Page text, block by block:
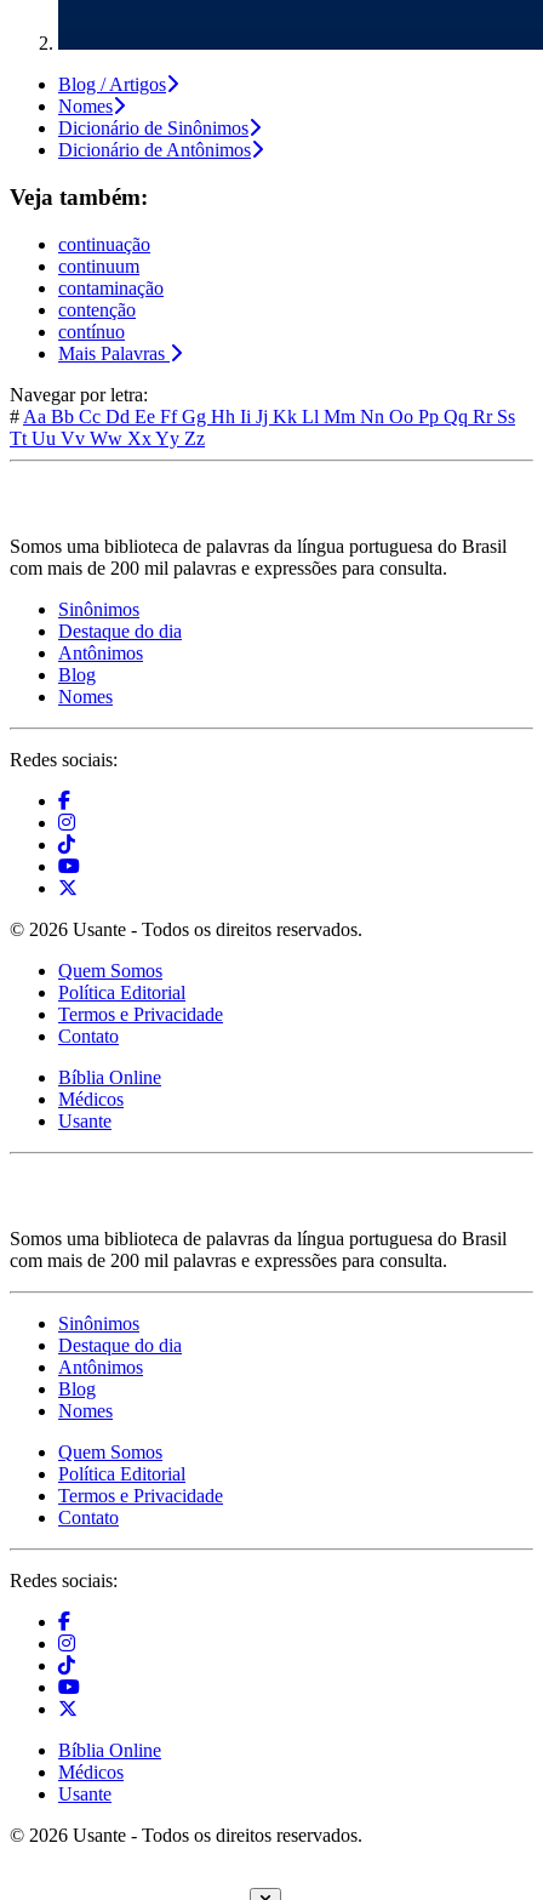
Blog / Artigos
Nomes
Dicionário de Sinônimos
Dicionário de Antônimos
Veja também:
continuação
continuum
contaminação
contenção
contínuo
Mais Palavras
Navegar por letra:
# Aa Bb Cc Dd Ee FfGg Hh Ii Jj Kk Ll Mm Nn Oo Pp Qq Rr Ss
Tt Uu Vv Ww XxYy Zz
Somos uma biblioteca de palavras da língua portuguesa do Brasil
com mais de 200 mil palavras e expressões para consulta.
Sinônimos
Destaque do dia
Antônimos
Blog
Nomes
Redes sociais:
© 2026 Usante - Todos os direitos reservados.
Quem Somos
Política Editorial
Termos e Privacidade
Contato
Bíblia Online
Médicos
Usante
Somos uma biblioteca de palavras da língua portuguesa do Brasil
com mais de 200 mil palavras e expressões para consulta.
Sinônimos
Destaque do dia
Antônimos
Blog
Nomes
Quem Somos
Política Editorial
Termos e Privacidade
Contato
Redes sociais:
Bíblia Online
Médicos
Usante
© 2026 Usante - Todos os direitos reservados.